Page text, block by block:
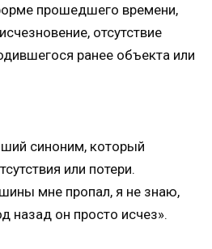
прошедшего времени,
отсутствие
ранее объекта или
синоним, который
или потери.
мне пропал, я не знаю,
назад он просто исчез».